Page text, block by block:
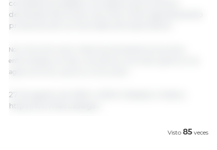
competencia asiática. Se espera que la fuerte
demanda interna de carne de cerdo siga desviando
productos de los mercados de exportación.
Nota: Esta información refleja las políticas/restricciones sobre
enfermedades animales y las políticas comerciales vigentes al 1 de
agosto de 2025 y supone su continuación.
27 de agosto de 2025 | USDA | Estados Unidos |
https://www.fas.usda.gov
Visto 85 veces